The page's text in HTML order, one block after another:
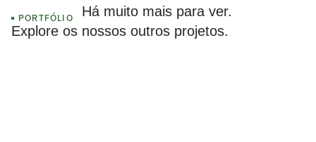
PORTFÓLIO
————— Há muito mais para ver.
Explore os nossos outros projetos.